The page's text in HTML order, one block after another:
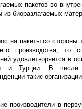
пакетов во
из биоразлагаемых
на пакеты со стороны
производства,
удовлетворяется в
и Турции. В числе
такие
производители в